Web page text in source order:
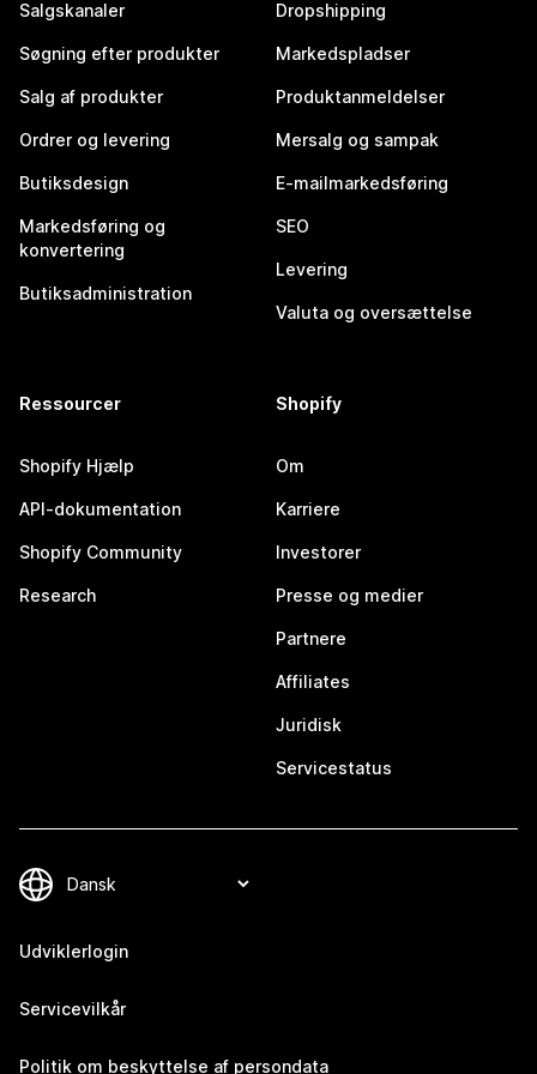
Salgskanaler
Søgning efter produkter
Salg af produkter
Ordrer og levering
Butiksdesign
Markedsføring og
konvertering
Butiksadministration
Dropshipping
Markedspladser
Produktanmeldelser
Mersalg og sampak
E-mailmarkedsføring
SEO
Levering
Valuta og oversættelse
Ressourcer
Shopify Hjælp
API-dokumentation
Shopify Community
Research
Shopify
Om
Karriere
Investorer
Presse og medier
Partnere
Affiliates
Juridisk
Servicestatus
Udviklerlogin
Servicevilkår
Politik om beskyttelse af persondata